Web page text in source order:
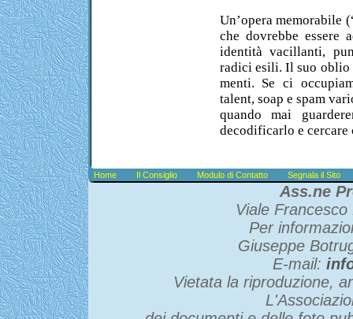
Un’opera memorabile
che dovrebbe essere
identità vacillanti,
radici esili. Il suo oblio
menti. Se ci
talent, soap e spam
quando mai
decodificarlo e
Home Il Consiglio Modulo di Contatto Segnala il Sito
Ass.ne
Viale
Per
Giuseppe
E-mail:
Vietata la riproduzione,